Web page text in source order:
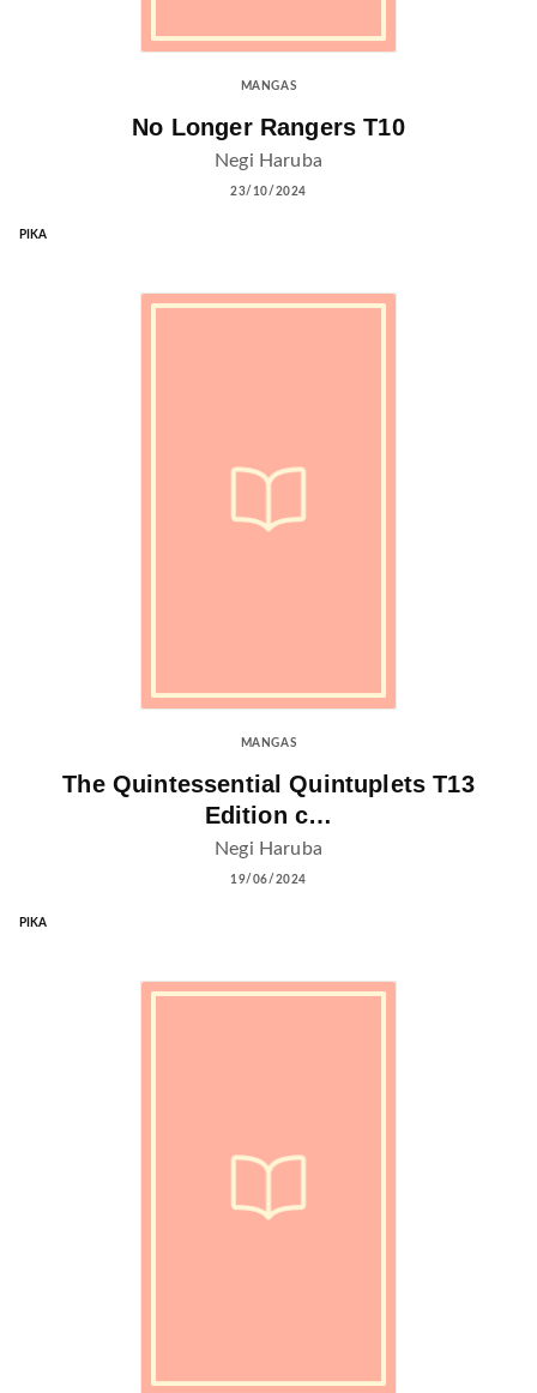
MANGAS
No Longer Rangers T10
Negi Haruba
23/10/2024
PIKA
MANGAS
The Quintessential Quintuplets T13
Edition c…
Negi Haruba
19/06/2024
PIKA